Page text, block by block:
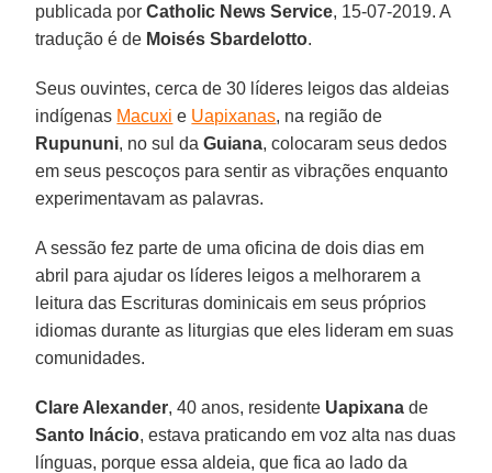
publicada porCatholic News Service, 15-07-2019. A
tradução é de Moisés Sbardelotto.
Seus ouvintes, cerca de 30 líderes leigos das aldeias
indígenas Macuxi e Uapixanas, na região de
Rupununi, no sul daGuiana, colocaram seus dedos
em seus pescoços para sentir as vibrações enquanto
experimentavam as palavras.
A sessão fez parte de uma oficina de dois dias em
abril para ajudar os líderes leigos a melhorarem a
leitura das Escrituras dominicais em seus próprios
idiomas durante as liturgias que eles lideram em suas
comunidades.
Clare Alexander, 40 anos, residente Uapixanade
Santo Inácio, estava praticando em voz alta nas duas
línguas, porque essa aldeia, que fica ao lado da